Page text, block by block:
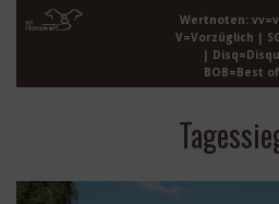
Wertnoten:
V=Vorzüglich |
|
BOB=Best